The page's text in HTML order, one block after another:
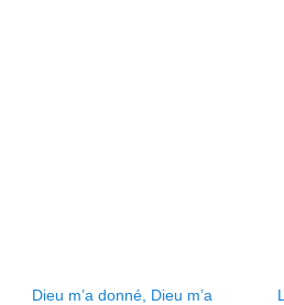
Dieu m’a donné, Dieu m’a